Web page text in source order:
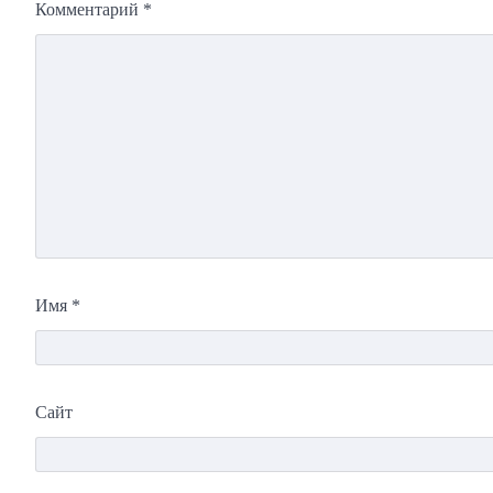
Комментарий *
Имя *
Сайт